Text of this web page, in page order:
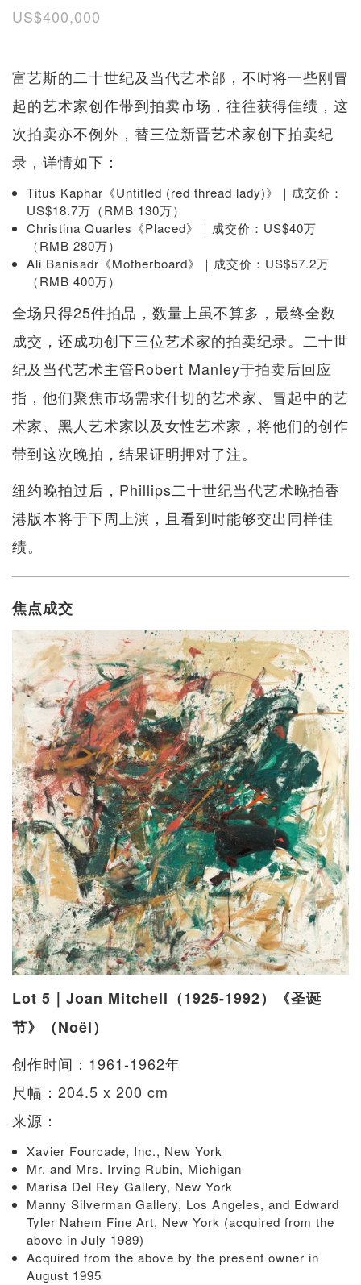
US$400,000
富艺斯的二十世纪及当代艺术部，不时将一些刚冒
起的艺术家创作带到拍卖市场，往往获得佳绩，这
次拍卖亦不例外，替三位新晋艺术家创下拍卖纪
录，详情如下：
Titus Kaphar《Untitled (red thread lady)》｜成交价：
US$18.7万（RMB 130万）
Christina Quarles《Placed》｜成交价：US$40万
（RMB 280万）
Ali Banisadr《Motherboard》｜成交价：US$57.2万
（RMB 400万）
全场只得25件拍品，数量上虽不算多，最终全数
成交，还成功创下三位艺术家的拍卖纪录。二十世
纪及当代艺术主管Robert Manley于拍卖后回应
指，他们聚焦市场需求什切的艺术家、冒起中的艺
术家、黑人艺术家以及女性艺术家，将他们的创作
带到这次晚拍，结果证明押对了注。
纽约晚拍过后，Phillips二十世纪当代艺术晚拍香
港版本将于下周上演，且看到时能够交出同样佳
绩。
焦点成交
Lot 5｜Joan Mitchell（1925-1992）《圣诞
节》（Noël）
创作时间：1961-1962年
尺幅：204.5 x 200 cm
来源：
Xavier Fourcade, Inc., New York
Mr. and Mrs. Irving Rubin, Michigan
Marisa Del Rey Gallery, New York
Manny Silverman Gallery, Los Angeles, and Edward
Tyler Nahem Fine Art, New York (acquired from the
above in July 1989)
Acquired from the above by the present owner in
August 1995